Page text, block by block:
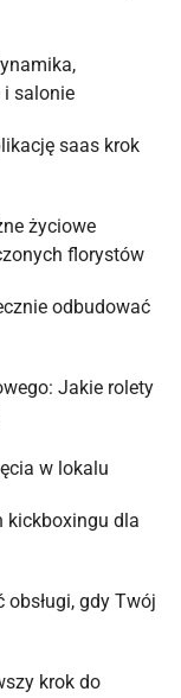
i salonie
saas krok
życiowe
florystów
odbudować
Jakie rolety
w lokalu
kickboxingu dla
gdy Twój
krok do